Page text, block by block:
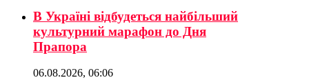
В Україні відбудеться найбільший
культурний марафон до Дня
Прапора
06.08.2026, 06:06